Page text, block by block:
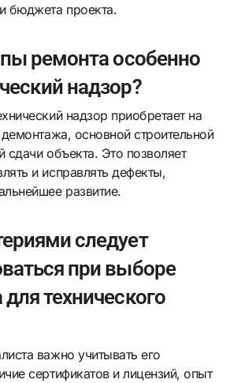
бюджета проекта.
ремонта особенно
надзор?
надзор приобретает на
демонтажа, основной строительной
сдачи объекта. Это позволяет
и исправлять дефекты,
развитие.
следует
при выборе
технического
важно учитывать его
сертификатов и лицензий, опыт